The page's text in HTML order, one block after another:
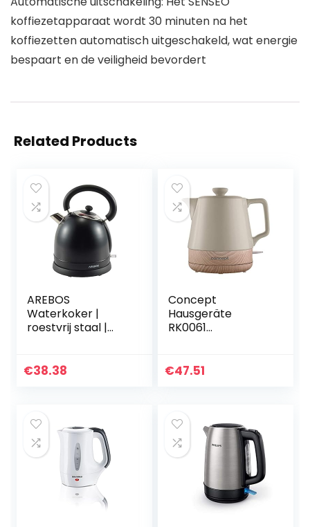
koffiezetapparaat wordt 30 minuten na het
koffiezetten automatisch uitgeschakeld, wat energie
bespaart en de veiligheid bevordert
Related Products
AREBOS
Waterkoker |
roestvrij staal |
touch handvat |
€38.38
Concept
Hausgeräte
RK0061
koffiebruin
€47.51